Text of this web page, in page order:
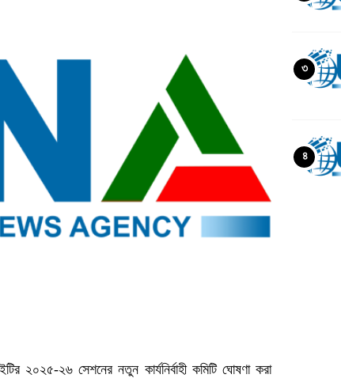
২০২৫-২৬ সেশনের নতুন কার্যনির্বাহী কমিটি ঘোষণা করা
৩
৪